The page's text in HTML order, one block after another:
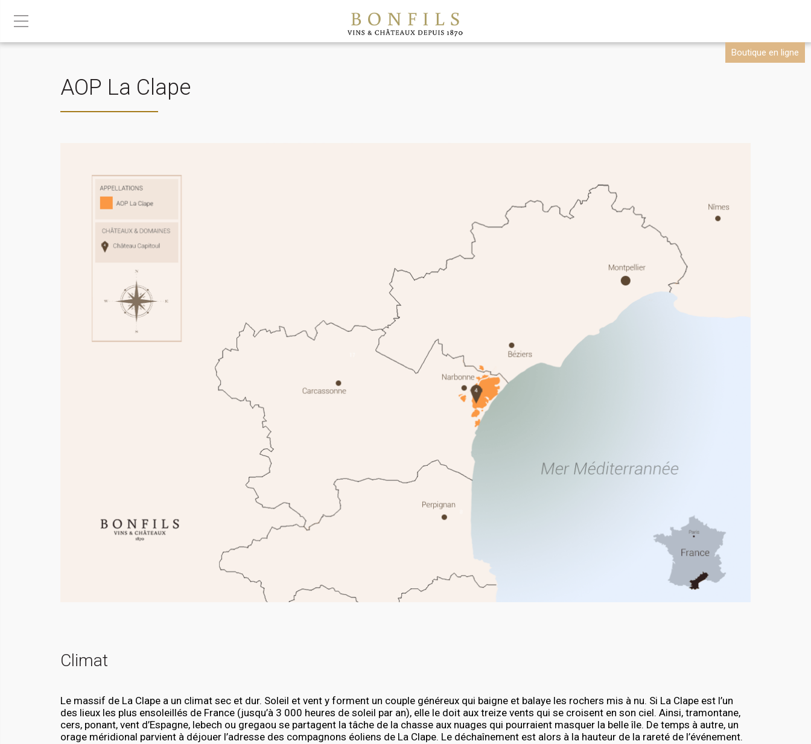
Boutique en ligne
AOP La Clape
Climat
Le massif de La Clape a un climat sec et dur. Soleil et vent y forment un couple généreux qui baigne et balaye les rochers mis à nu. Si La Clape est l’un
des lieux les plus ensoleillés de France (jusqu’à 3 000 heures de soleil par an), elle le doit aux treize vents qui se croisent en son ciel. Ainsi, tramontane,
cers, ponant, vent d’Espagne, lebech ou gregaou se partagent la tâche de la chasse aux nuages qui pourraient masquer la belle île. De temps à autre, un
orage méridional parvient à déjouer l’adresse des compagnons éoliens de La Clape. Le déchaînement est alors à la hauteur de la rareté de l’événement.